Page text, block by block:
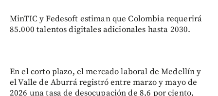
MinTIC y Fedesoft estiman que Colombia requerirá
85.000 talentos digitales adicionales hasta 2030.
En el corto plazo, el mercado laboral de Medellín y
el Valle de Aburrá registró entre marzo y mayo de
2026 una tasa de desocupación de 8,6 por ciento,